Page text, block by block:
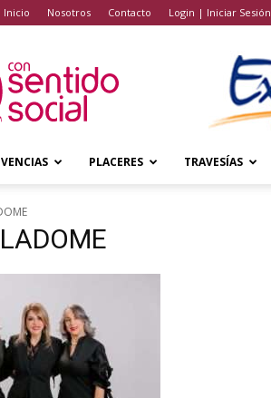
Inicio Nosotros Contacto Login | Iniciar Sesión
PLACERES TRAVESÍAS